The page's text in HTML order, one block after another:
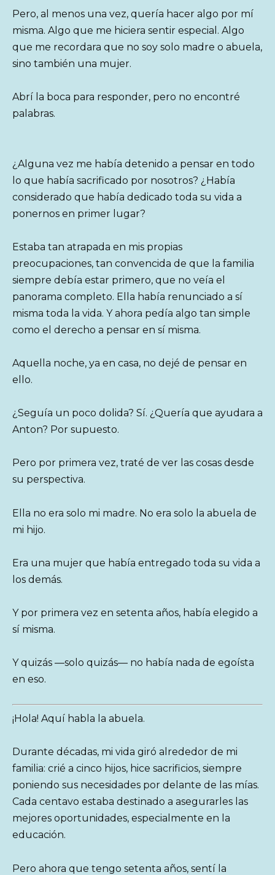
Pero, al menos una vez, quería hacer algo por mí
misma. Algo que me hiciera sentir especial. Algo
que me recordara que no soy solo madre o abuela,
sino también una mujer.
Abrí la boca para responder, pero no encontré
palabras.
¿Alguna vez me había detenido a pensar en todo
lo que había sacrificado por nosotros? ¿Había
considerado que había dedicado toda su vida a
ponernos en primer lugar?
Estaba tan atrapada en mis propias
preocupaciones, tan convencida de que la familia
siempre debía estar primero, que no veía el
panorama completo. Ella había renunciado a sí
misma toda la vida. Y ahora pedía algo tan simple
como el derecho a pensar en sí misma.
Aquella noche, ya en casa, no dejé de pensar en
ello.
¿Seguía un poco dolida? Sí. ¿Quería que ayudara a
Anton? Por supuesto.
Pero por primera vez, traté de ver las cosas desde
su perspectiva.
Ella no era solo mi madre. No era solo la abuela de
mi hijo.
Era una mujer que había entregado toda su vida a
los demás.
Y por primera vez en setenta años, había elegido a
sí misma.
Y quizás —solo quizás— no había nada de egoísta
en eso.
¡Hola! Aquí habla la abuela.
Durante décadas, mi vida giró alrededor de mi
familia: crié a cinco hijos, hice sacrificios, siempre
poniendo sus necesidades por delante de las mías.
Cada centavo estaba destinado a asegurarles las
mejores oportunidades, especialmente en la
educación.
Pero ahora que tengo setenta años, sentí la